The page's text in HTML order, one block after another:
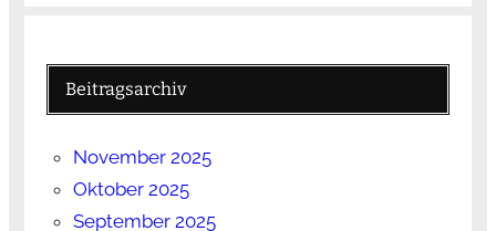
Beitragsarchiv
November 2025
Oktober 2025
September 2025